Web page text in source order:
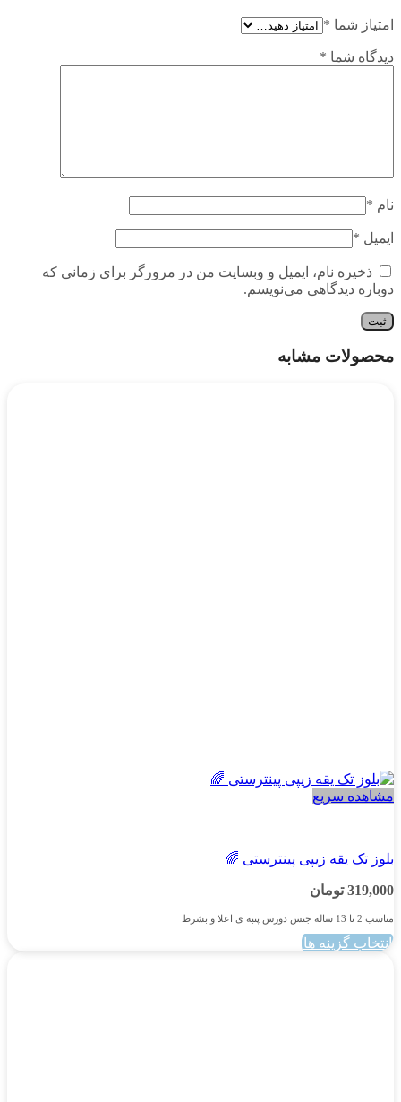
امتیاز شما *
دیدگاه شما *
نام *
ایمیل *
ذخیره نام، ایمیل و وبسایت من در مرورگر برای زمانی که
دوباره دیدگاهی می‌نویسم.
محصولات مشابه
مشاهده سریع
بلوز تک یقه زیپی پینترستی 🌈
319,000 تومان
مناسب 2 تا 13 ساله جنس دورس پنبه ی اعلا و بشرط
انتخاب گزینه ها